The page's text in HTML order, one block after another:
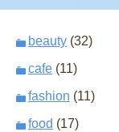
beauty (32)
cafe (11)
fashion (11)
food (17)